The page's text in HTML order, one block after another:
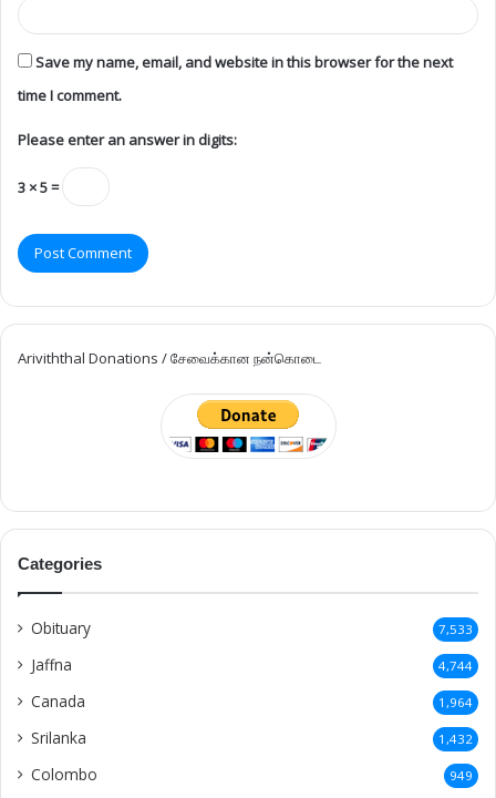
Save my name, email, and website in this browser for the next
time I comment.
Please enter an answer in digits:
3 × 5 =
Ariviththal Donations / சேவைக்கான நன்கொடை
Categories
Obituary 7,533
Jaffna 4,744
Canada 1,964
Srilanka 1,432
Colombo 949